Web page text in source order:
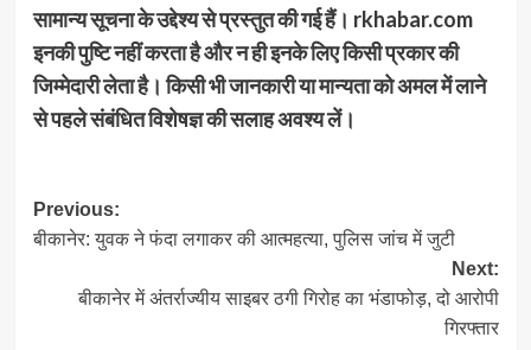
सामान्य सूचना के उद्देश्य से प्रस्तुत की गई हैं। rkhabar.com
इनकी पुष्टि नहीं करता है और न ही इनके लिए किसी प्रकार की
जिम्मेदारी लेता है। किसी भी जानकारी या मान्यता को अमल में लाने
से पहले संबंधित विशेषज्ञ की सलाह अवश्य लें।
Post
navigation
Previous:
बीकानेर: युवक ने फंदा लगाकर की आत्महत्या, पुलिस जांच में जुटी
Next:
बीकानेर में अंतर्राज्यीय साइबर ठगी गिरोह का भंडाफोड़, दो आरोपी
गिरफ्तार